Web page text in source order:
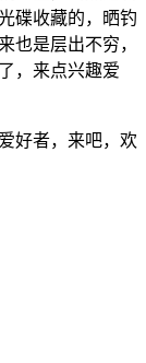
碟收藏的，晒钓
也是层出不穷，
，来点兴趣爱
好者，来吧，欢